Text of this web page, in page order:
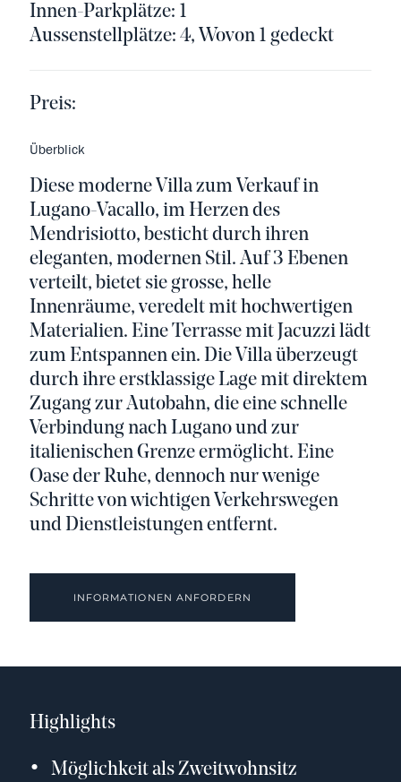
Innen-Parkplätze: 1
Aussenstellplätze: 4, Wovon 1 gedeckt
Preis:
Überblick
Diese moderne Villa zum Verkauf in
Lugano-Vacallo, im Herzen des
Mendrisiotto, besticht durch ihren
eleganten, modernen Stil. Auf 3 Ebenen
verteilt, bietet sie grosse, helle
Innenräume, veredelt mit hochwertigen
Materialien. Eine Terrasse mit Jacuzzi lädt
zum Entspannen ein. Die Villa überzeugt
durch ihre erstklassige Lage mit direktem
Zugang zur Autobahn, die eine schnelle
Verbindung nach Lugano und zur
italienischen Grenze ermöglicht. Eine
Oase der Ruhe, dennoch nur wenige
Schritte von wichtigen Verkehrswegen
und Dienstleistungen entfernt.
INFORMATIONEN ANFORDERN
Highlights
Möglichkeit als Zweitwohnsitz